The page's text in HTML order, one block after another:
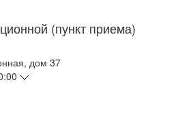
(пункт приема)
дом 37